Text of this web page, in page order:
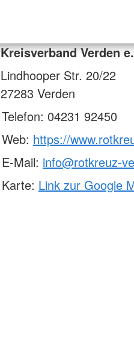
Kreisverband Verden
Lindhooper Str. 20/22
27283 Verden
Telefon: 04231 92450
Web: https://
E-Mail: info@rotkreuz-
Karte: Link zur Google